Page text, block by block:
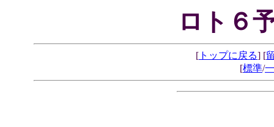
ロト６
[ トップに戻る] [
[標準/